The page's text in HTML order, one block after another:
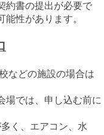
約書の提出が必要で
性があります。
などの施設の場合は
場では、申し込む前に
く、エアコン、水